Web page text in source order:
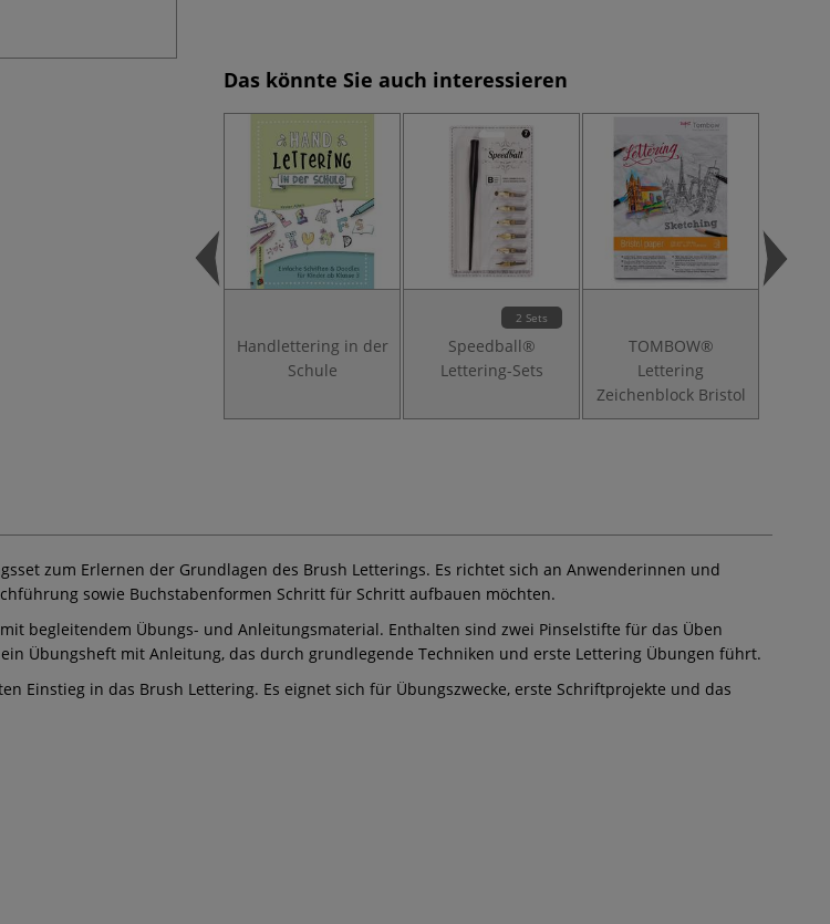
Das könnte Sie auch interessieren
Handlettering in der
Schule
2 Sets
Speedball®
Lettering-Sets
TOMBOW®
Lettering
Zeichenblock Bristol
zum Erlernen der Grundlagen des Brush Letterings. Es richtet sich an Anwenderinnen und
sowie Buchstabenformen Schritt für Schritt aufbauen möchten.
begleitendem Übungs- und Anleitungs­material. Enthalten sind zwei Pinselstifte für das Üben
Übungsheft mit Anleitung, das durch grundlegende Techniken und erste Lettering Übungen führt.
Einstieg in das Brush Lettering. Es eignet sich für Übungszwecke, erste Schriftprojekte und das